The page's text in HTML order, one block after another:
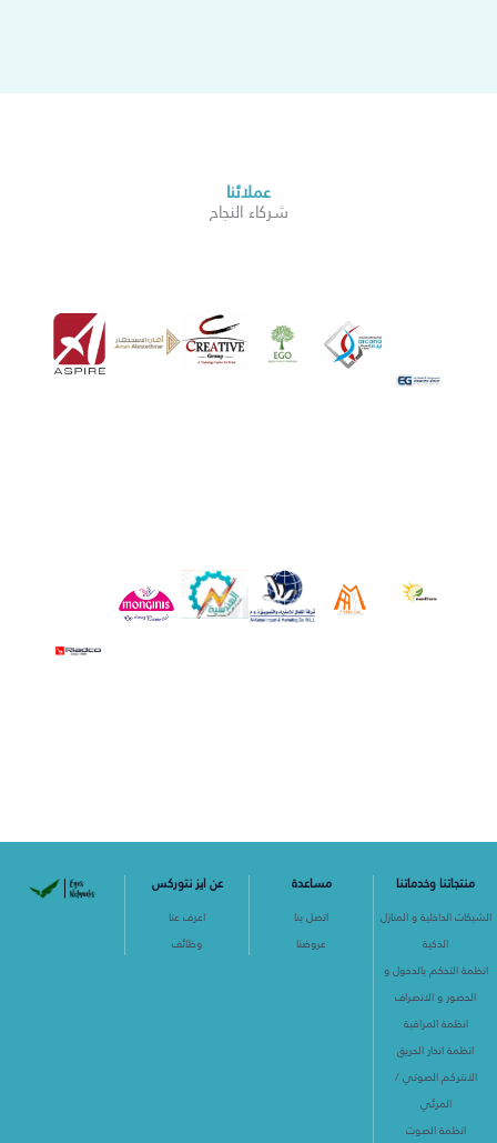
عملائنا
شركاء النجاح
منتجاتنا وخدماتنا
الشبكات الداخلية و المنازل
الذكية
انظمة التحكم بالدخول و
الحضور و الانصراف
انظمة المراقبة
انظمة انذار الحريق
الانتركم الصوتي /
المرئي
انظمة الصوت
مساعدة
اتصل بنا
عروضنا
عن ايز نتوركس
اعرف عنا
وظائف